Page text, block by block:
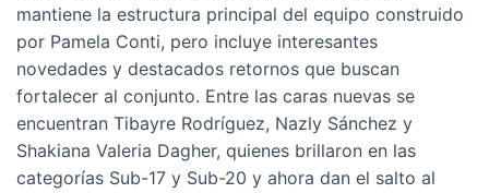
mantiene la estructura principal del equipo construido
por Pamela Conti, pero incluye interesantes
novedades y destacados retornos que buscan
fortalecer al conjunto. Entre las caras nuevas se
encuentran Tibayre Rodríguez, Nazly Sánchez y
Shakiana Valeria Dagher, quienes brillaron en las
categorías Sub-17 y Sub-20 y ahora dan el salto al